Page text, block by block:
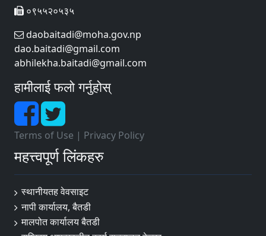
०९५५२०५३५
daobaitadi@moha.gov.np
dao.baitadi@gmail.com
abhilekha.baitadi@gmail.com
हामीलाई फलो गर्नुहोस्
Terms of Use | Privacy Policy
महत्त्वपूर्ण लिंकहरु
स्थानीयतह वेवसाइट
नापी कार्यालय, बैतडी
मालपोत कार्यालय बैतडी